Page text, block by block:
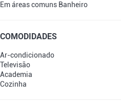
Em áreas comuns Banheiro
COMODIDADES
Ar-condicionado
Televisão
Academia
Cozinha